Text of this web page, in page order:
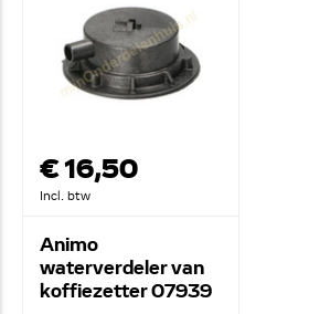
€ 16,50
Incl. btw
Animo
waterverdeler van
koffiezetter 07939